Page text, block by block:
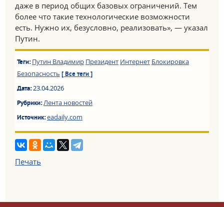
даже в период общих базовых ограничений. Тем
более что такие технологические возможности
есть. Нужно их, безусловно, реализовать», — указал
Путин.
Теги: Путин Владимир Президент Интернет Блокировка
Безопасность [ Все теги ]
Дата:23.04.2026
Рубрики:Лента новостей
Источник:eadaily.com
Печать